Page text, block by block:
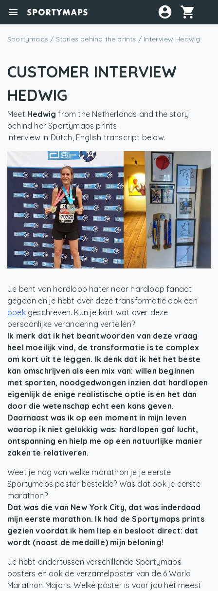
Main navigation
Sportymaps / Stories behind the prints / Interview Hedwig
CUSTOMER INTERVIEW
HEDWIG
Meet Hedwig from the Netherlands and the story
behind her Sportymaps prints.
Interview in Dutch, English transcript below.
Je bent van hardloop hater naar hardloop fanaat
gegaan en je hebt over deze transformatie ook een
boekgeschreven. Kun je kort wat over deze
persoonlijke verandering vertellen?
Ik merk dat ik het beantwoorden van deze vraag
heel moeilijk vind, de transformatie is te complex
om kort uit te leggen. Ik denk dat ik het het beste
kan omschrijven als een mix van: willen beginnen
met sporten, noodgedwongen inzien dat hardlopen
eigenlijk de enige realistische optie is en het dan
door die wetenschap echt een kans geven.
Daarnaast was ik op een moment in mijn leven
waarop ik niet gelukkig was: hardlopen gaf lucht,
ontspanning en hielp me op een natuurlijke manier
zaken te relativeren.
Weet je nog van welke marathon je je eerste
Sportymaps poster bestelde? Was dat ook je eerste
marathon?
Dat was die van New York City, dat was inderdaad
mijn eerste marathon. Ik had de Sportymaps prints
gezien voordat ik hem liep en besloot direct: dat
wordt (naast de medaille) mijn beloning!
Je hebt ondertussen verschillende Sportymaps
posters en ook de verzamelposter van de 6 World
Marathon Majors. Welke poster is voor jou het meest